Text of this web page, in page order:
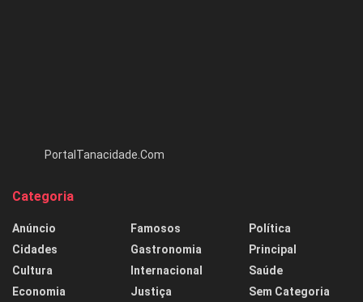
PortalTanacidade.Com
Categoria
Anúncio
Cidades
Cultura
Economia
Famosos
Gastronomia
Internacional
Justiça
Política
Principal
Saúde
Sem Categoria